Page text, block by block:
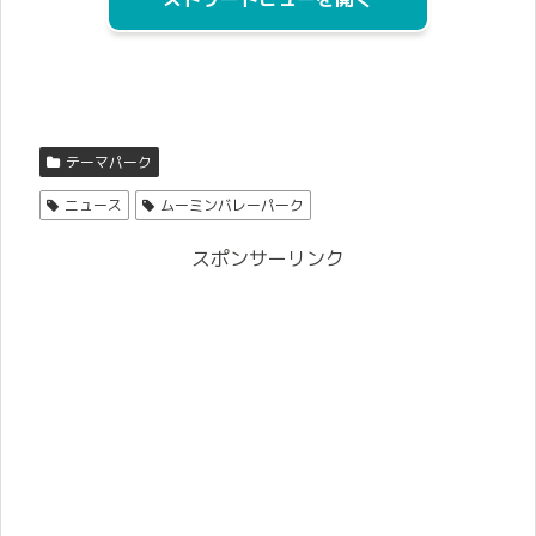
テーマパーク
ニュース ムーミンバレーパーク
スポンサーリンク